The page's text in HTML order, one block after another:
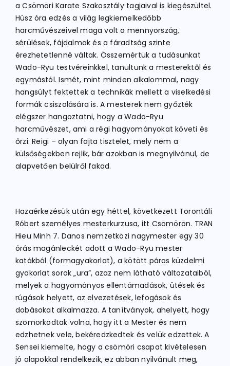
a Csömöri Karate Szakosztály tagjaival is kiegészültel.
Húsz óra edzés a világ legkiemelkedőbb
harcművészeivel maga volt a mennyország,
sérülések, fájdalmak és a fáradtság szinte
érezhetetlenné váltak. Összemértük a tudásunkat
Wado-Ryu testvéreinkkel, tanultunk a mesterektől és
egymástól. Ismét, mint minden alkalommal, nagy
hangsúlyt fektettek a technikák mellett a viselkedési
formák csiszolására is. A mesterek nem győzték
elégszer hangoztatni, hogy a Wado-Ryu
harcművészet, ami a régi hagyományokat követi és
őrzi. Reigi – olyan fajta tisztelet, mely nem a
külsőségekben rejlik, bár azokban is megnyilvánul, de
alapvetően belülről fakad.
Hazaérkezésük után egy héttel, következett Torontáli
Róbert személyes mesterkurzusa, itt Csömörön. TRAN
Hieu Minh 7. Danos nemzetközi nagymester egy 30
órás magánleckét adott a Wado-Ryu mester
katákból (formagyakorlat), a kötött páros küzdelmi
gyakorlat sorok „ura”, azaz nem látható változataiból,
melyek a hagyományos ellentámadások, ütések és
rúgások helyett, az elvezetések, lefogások és
dobásokat alkalmazza. A tanítványok, ahelyett, hogy
szomorkodtak volna, hogy itt a Mester és nem
edzhetnek vele, bekéredzkedtek és velük edzettek. A
Sensei kiemelte, hogy a csömöri csapat kivételesen
jó alapokkal rendelkezik, ez abban nyilvánult meg,